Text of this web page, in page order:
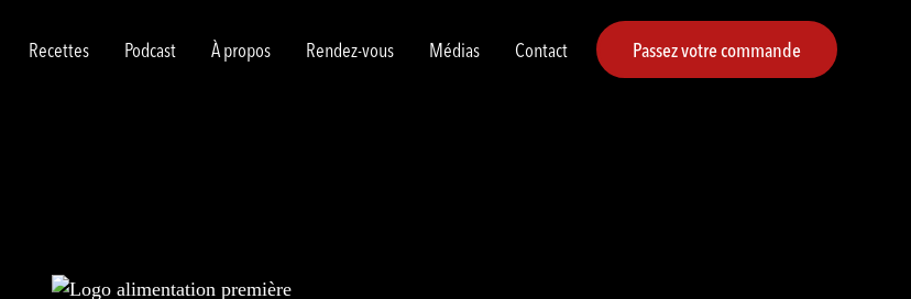
Recettes Podcast À propos Rendez-vous Médias Contact Passez votre commande